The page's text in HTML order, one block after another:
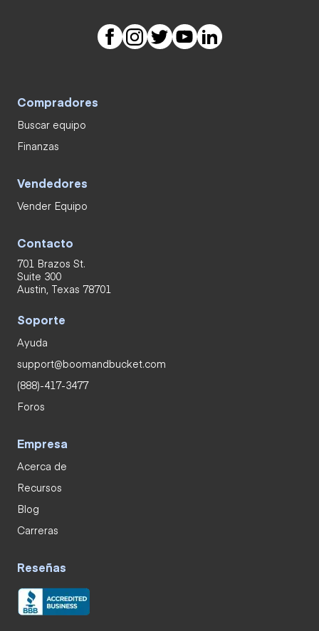
Compradores
Buscar equipo
Finanzas
Vendedores
Vender Equipo
Contacto
701 Brazos St.
Suite 300
Austin, Texas 78701
Soporte
Ayuda
support@boomandbucket.com
(888)-417-3477
Foros
Empresa
Acerca de
Recursos
Blog
Carreras
Reseñas